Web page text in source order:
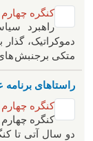
کنگره چهارم
راهبرد
دموکراتیک، گذار
متکی برجنبش های
راستاهای برنامه
کنگره چهارم
کنگره چهارم
دو سال آتی تا